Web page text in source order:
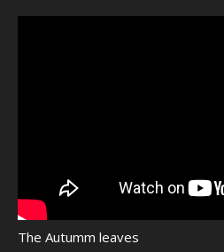
The Autumm leaves